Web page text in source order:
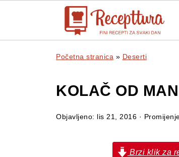
Početna stranica » Deserti
KOLAČ OD
Objavljeno: lis 21, 2016 ·
Brzi klik za